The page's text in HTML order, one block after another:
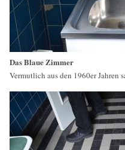
Das Blaue Zimmer
Vermutlich aus den 1960er Jahren